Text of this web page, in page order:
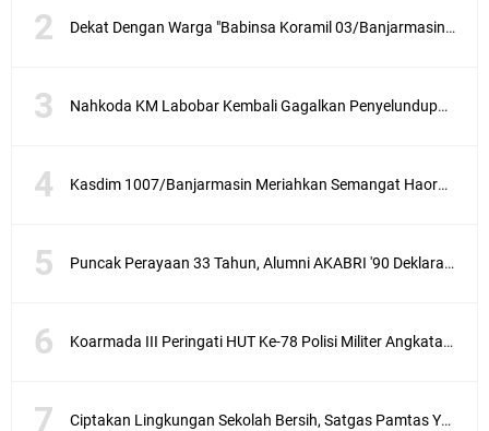
Dekat Dengan Warga "Babinsa Koramil 03/Banjarmasin Barat Komsos Dengan Petani"
Nahkoda KM Labobar Kembali Gagalkan Penyelundupan 4 Ekor Burung Cendrawasih Asal Papua
Kasdim 1007/Banjarmasin Meriahkan Semangat Haornas Dengan Senam Bersama Dan Lomba Olahraga Tradisional
Puncak Perayaan 33 Tahun, Alumni AKABRI '90 Deklarasikan Pemilu Damai Serentak Tahun 2024
Koarmada III Peringati HUT Ke-78 Polisi Militer Angkatan Laut
Ciptakan Lingkungan Sekolah Bersih, Satgas Pamtas Yonif 711/Rks Melaksanakan Karya Bakti